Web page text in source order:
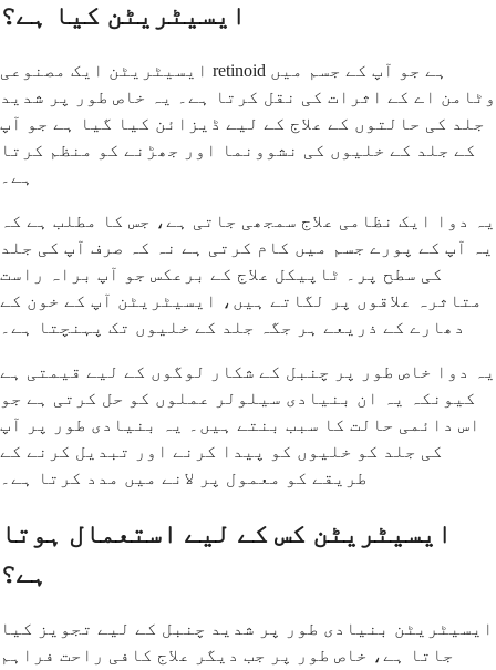
ایسیٹریٹن کیا ہے؟
ایسیٹریٹن ایک مصنوعی retinoid ہے جو آپ کے جسم میں
وٹامن اے کے اثرات کی نقل کرتا ہے۔ یہ خاص طور پر شدید
جلد کی حالتوں کے علاج کے لیے ڈیزائن کیا گیا ہے جو آپ
کے جلد کے خلیوں کی نشوونما اور جھڑنے کو منظم کرتا
ہے۔
یہ دوا ایک نظامی علاج سمجھی جاتی ہے، جس کا مطلب ہے کہ
یہ آپ کے پورے جسم میں کام کرتی ہے نہ کہ صرف آپ کی جلد
کی سطح پر۔ ٹاپیکل علاج کے برعکس جو آپ براہ راست
متاثرہ علاقوں پر لگاتے ہیں، ایسیٹریٹن آپ کے خون کے
دھارے کے ذریعے ہر جگہ جلد کے خلیوں تک پہنچتا ہے۔
یہ دوا خاص طور پر چنبل کے شکار لوگوں کے لیے قیمتی ہے
کیونکہ یہ ان بنیادی سیلولر عملوں کو حل کرتی ہے جو
اس دائمی حالت کا سبب بنتے ہیں۔ یہ بنیادی طور پر آپ
کی جلد کو خلیوں کو پیدا کرنے اور تبدیل کرنے کے
طریقے کو معمول پر لانے میں مدد کرتا ہے۔
ایسیٹریٹن کس کے لیے استعمال ہوتا
ہے؟
ایسیٹریٹن بنیادی طور پر شدید چنبل کے لیے تجویز کیا
جاتا ہے، خاص طور پر جب دیگر علاج کافی راحت فراہم